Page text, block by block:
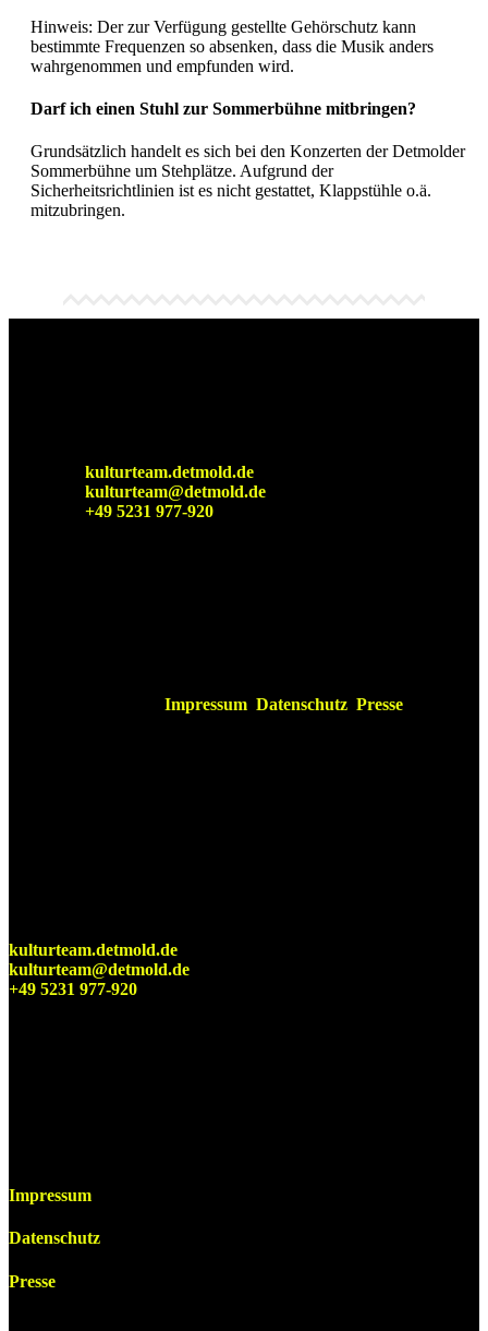
Hinweis: Der zur Verfügung gestellte Gehörschutz kann
bestimmte Frequenzen so absenken, dass die Musik anders
wahrgenommen und empfunden wird.
Darf ich einen Stuhl zur Sommerbühne mitbringen?
Grundsätzlich handelt es sich bei den Konzerten der Detmolder
Sommerbühne um Stehplätze. Aufgrund der
Sicherheitsrichtlinien ist es nicht gestattet, Klappstühle o.ä.
mitzubringen.
kulturteam.detmold.de
kulturteam@detmold.de
+49 5231 977-920
Impressum Datenschutz Presse
kulturteam.detmold.de
kulturteam@detmold.de
+49 5231 977-920
Impressum
Datenschutz
Presse